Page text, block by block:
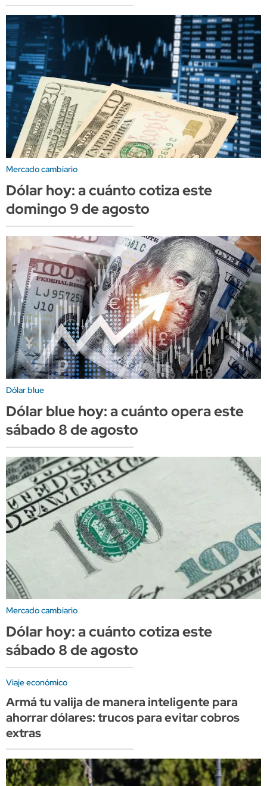
Mercado cambiario
Dólar hoy: a cuánto cotiza este
domingo 9 de agosto
Dólar blue
Dólar blue hoy: a cuánto opera este
sábado 8 de agosto
Mercado cambiario
Dólar hoy: a cuánto cotiza este
sábado 8 de agosto
Viaje económico
Armá tu valija de manera inteligente para
ahorrar dólares: trucos para evitar cobros
extras